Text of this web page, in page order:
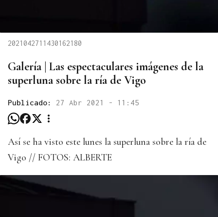
2021042711430162180
Galería | Las espectaculares imágenes de la
superluna sobre la ría de Vigo
Publicado: 27 Abr 2021 - 11:45
Así se ha visto este lunes la superluna sobre la ría de
Vigo // FOTOS: ALBERTE